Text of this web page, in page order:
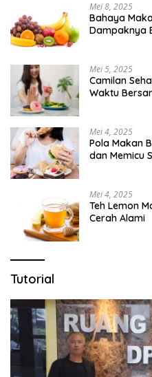
Mei 8, 2025
Bahaya
Dampaknya
Mei 5, 2025
Camilan
Waktu
Mei 4, 2025
Pola Makan
dan Memicu
Mei 4, 2025
Teh Lemon
Cerah Alami
Tutorial